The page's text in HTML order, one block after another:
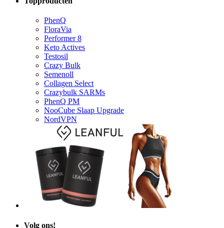
FloraVia
Performer 8
Keto Actives
Testosil
Crazy Bulk
Semenoll
Collagen Select
Crazybulk SARMs
PhenQ PM
NooCube Slaap Upgrade
NordVPN